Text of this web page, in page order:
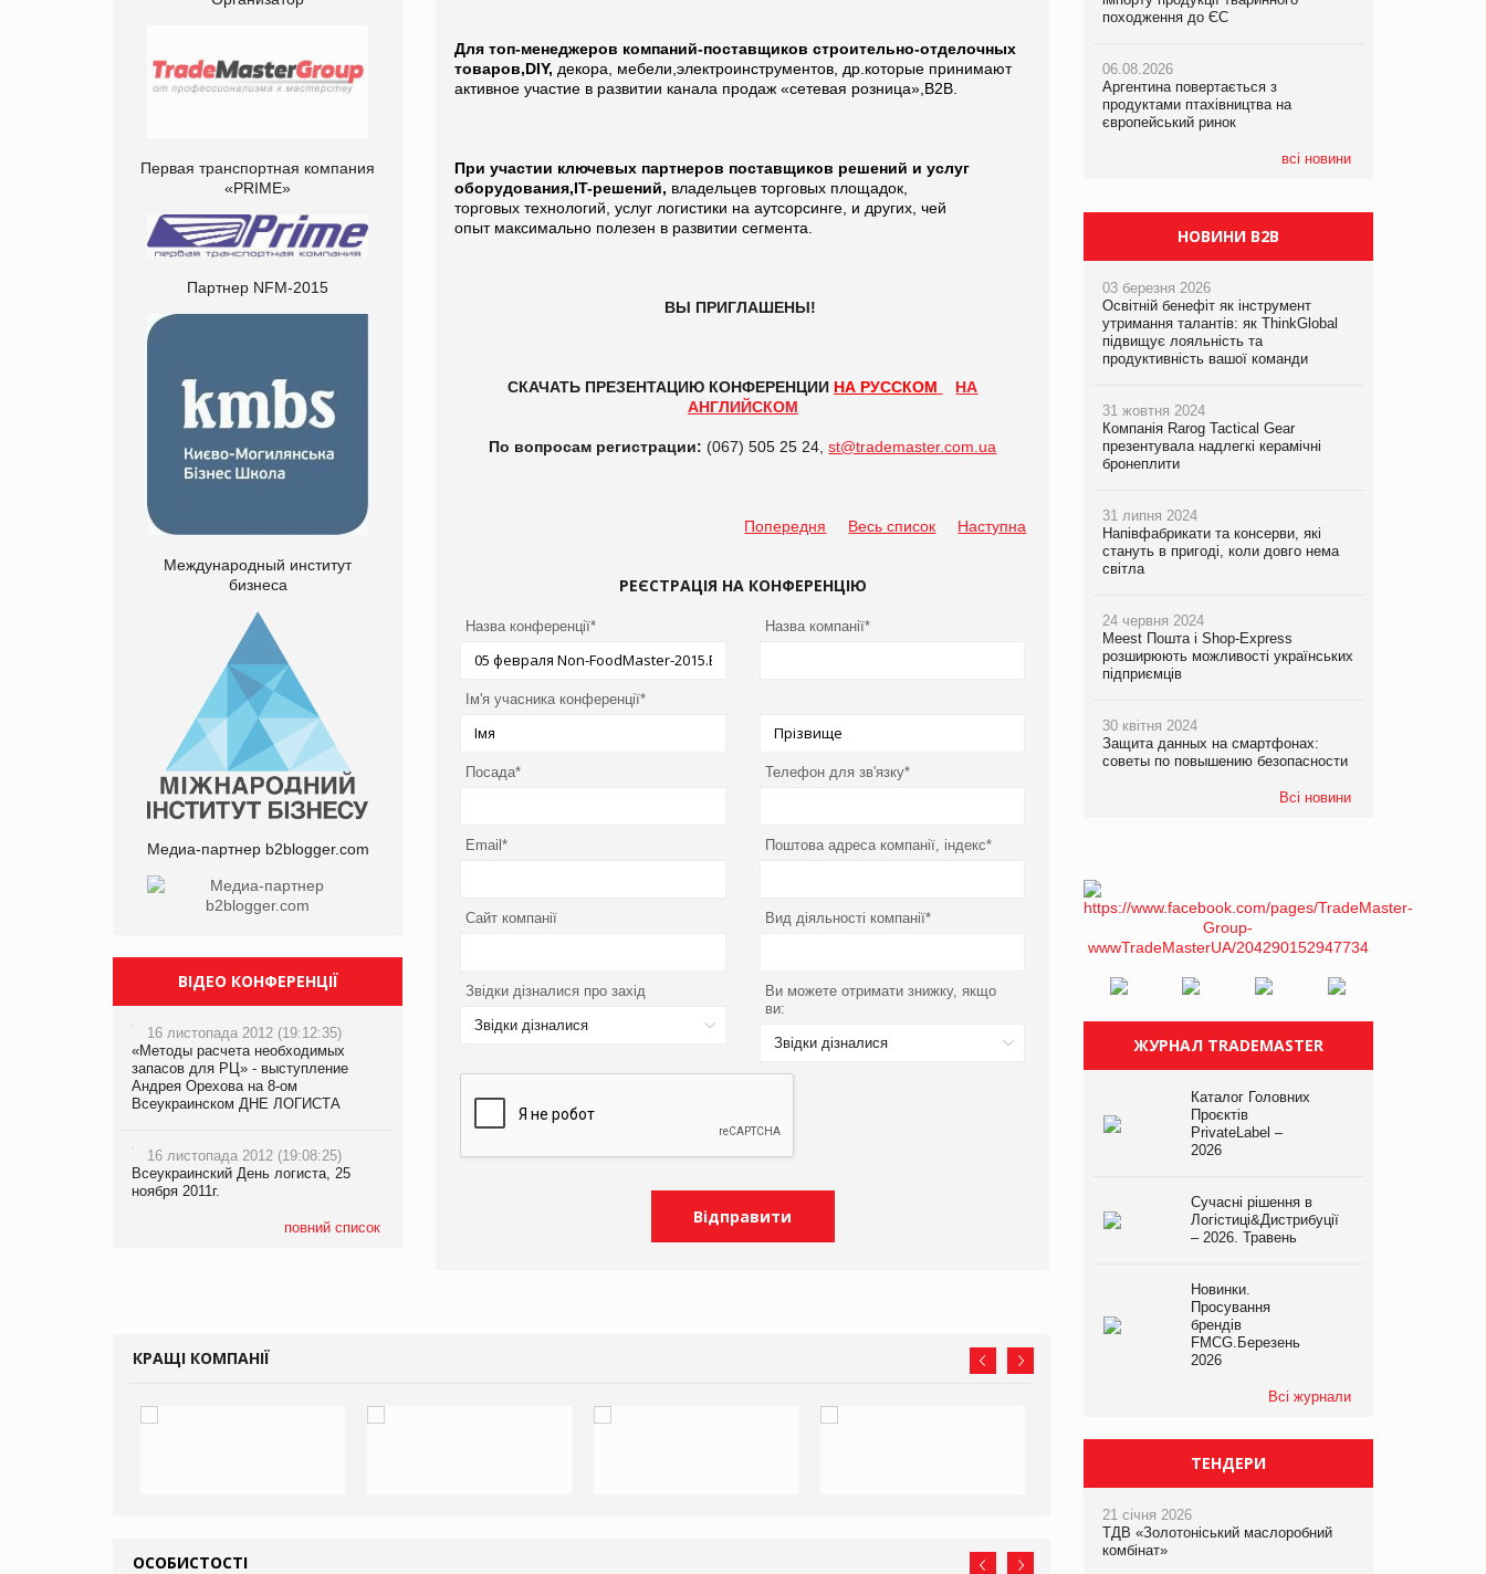
Первая транспортная компания
«PRIME»
Партнер NFM-2015
Международный институт
бизнеса
Медиа-партнер b2blogger.com
ВІДЕО КОНФЕРЕНЦІЇ
16 листопада 2012 (19:12:35)
«Методы расчета необходимых
запасов для РЦ» - выступление
Андрея Орехова на 8-ом
Всеукраинском ДНЕ ЛОГИСТА
16 листопада 2012 (19:08:25)
Всеукраинский День логиста, 25
ноября 2011г.
повний список
Для топ-менеджеров компаний-поставщиков строительно-отделочных
товаров,DIY, декора, мебели,электроинструментов, др.которые принимают
активное участие в развитии канала продаж «сетевая розница»,B2B.
При участии ключевых партнеров поставщиков решений и услуг
оборудования,IT-решений, владельцев торговых площадок,
торговых технологий, услуг логистики на аутсорсинге, и других, чей
опыт максимально полезен в развитии сегмента.
ВЫ ПРИГЛАШЕНЫ!
СКАЧАТЬ ПРЕЗЕНТАЦИЮ КОНФЕРЕНЦИИ НА РУССКОМ
НА
АНГЛИЙСКОМ
По вопросам регистрации: (067) 505 25 24,st@trademaster.com.ua
Попередня Весь список Наступна
РЕЄСТРАЦІЯ НА КОНФЕРЕНЦІЮ
Назва конференції* Назва компанії*
Ім'я учасника конференції*
Посада* Телефон для зв'язку*
Email* Поштова адреса компанії, індекс*
Сайт компанії Вид діяльності компанії*
Звідки дізналися про захід
Звідки дізналися
Ви можете отримати знижку, якщо
ви:
Звідки дізналися
КРАЩІ КОМПАНІЇ
ОСОБИСТОСТІ
походження до ЄС
06.08.2026
Аргентина повертається з
продуктами птахівництва на
європейський ринок
всі новини
повномасштабної війни
05.08.2026
Смачне поповнення дитячого меню:
у VARUS з’явилися новинки від ТМ
ТОКЕРИ
хлібобулочні вироби на
PrivateLabel&FMCG Master 2026
походження до ЄС
06.08.2026
Аргентина повертається з
продуктами птахівництва на
європейський ринок
НОВИНИ B2B
03 березня 2026
Освітній бенефіт як інструмент
утримання талантів: як ThinkGlobal
підвищує лояльність та
продуктивність вашої команди
31 жовтня 2024
Компанія Rarog Tactical Gear
презентувала надлегкі керамічні
бронеплити
31 липня 2024
Напівфабрикати та консерви, які
стануть в пригоді, коли довго нема
світла
24 червня 2024
Meest Пошта і Shop-Express
розширюють можливості українських
підприємців
30 квітня 2024
Защита данных на смартфонах:
советы по повышению безопасности
Всі новини
ЖУРНАЛ TRADEMASTER
Каталог Головних
Проєктів
PrivateLabel –
2026
Сучасні рішення в
Логістиці&Дистрибуції
– 2026. Травень
Новинки.
Просування
брендів
FMCG.Березень
2026
Всі журнали
ТЕНДЕРИ
21 січня 2026
ТДВ «Золотоніський маслоробний
комбінат»